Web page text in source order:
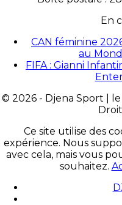
En
CAN féminine
au
FIFA : Gianni
© 2026 - Djena Sport |
Ce site utilise des
expérience. Nous
avec cela, mais vous
souhaitez.